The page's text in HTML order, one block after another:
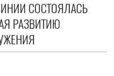
СОСТОЯЛАСЬ
РАЗВИТИЮ